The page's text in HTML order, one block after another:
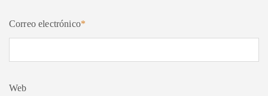
Correo electrónico*
Web